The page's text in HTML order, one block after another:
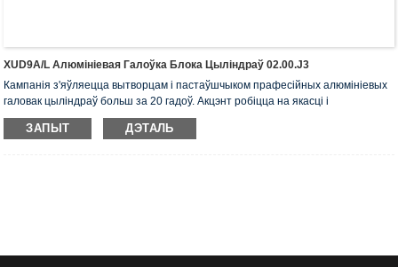
XUD9A/L Алюмініевая Галоўка Блока Цыліндраў 02.00.J3
Кампанія з'яўляецца вытворцам і пастаўшчыком прафесійных алюмініевых
галовак цыліндраў больш за 20 гадоў. Акцэнт робіцца на якасці і
абслугоўванні. Галоўкі цыліндраў маюць сертыфікат ISO16949, «Галоўка
цыліндраў з высокай герметычнасцю», «Працяглы тэрмін службы галоўкі
ЗАПЫТ ДЭТАЛЬ